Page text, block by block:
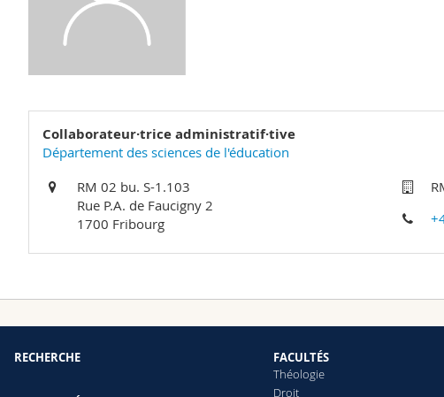
Collaborateur·trice administratif·tive
Département des sciences de l'éducation
RM 02 bu. S-1.103
Rue P.A. de Faucigny 2
1700 Fribourg
RECHERCHE
FACULTÉS
Théologie
Droit